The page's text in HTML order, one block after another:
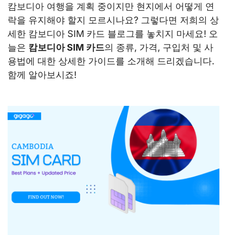
캄보디아 여행을 계획 중이지만 현지에서 어떻게 연
락을 유지해야 할지 모르시나요? 그렇다면 저희의 상
세한 캄보디아 SIM 카드 블로그를 놓치지 마세요! 오
늘은 캄보디아 SIM 카드의 종류, 가격, 구입처 및 사
용법에 대한 상세한 가이드를 소개해 드리겠습니다.
함께 알아보시죠!